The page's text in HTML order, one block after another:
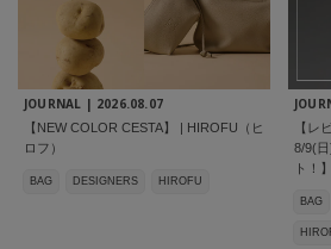
JOURNAL | 2026.08.07
【NEW COLOR CESTA】 | HIROFU（ヒ
ロフ）
BAG DESIGNERS HIROFU
【レ
8/9(
ト！
BAG